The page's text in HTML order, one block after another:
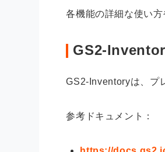
各機能の詳細な使い
GS2-
GS2-Inventoryは、プ
参考ドキュメント：